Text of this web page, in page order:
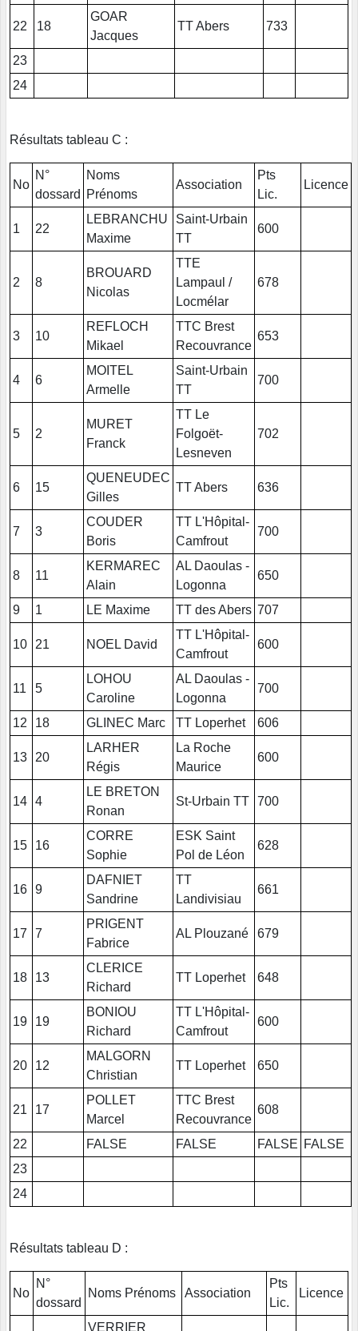
22 18
GOAR
Jacques
TT Abers 733
23
24
Résultats tableau C :
No
N°
dossard
Noms
Prénoms
Association
Pts
Lic.
Licence
1 22
LEBRANCHU
Maxime
Saint-Urbain
TT
600
2 8
BROUARD
Nicolas
TTE
Lampaul /
Locmélar
678
3 10
REFLOCH
Mikael
TTC Brest
Recouvrance
653
4 6
MOITEL
Armelle
Saint-Urbain
TT
700
5 2
MURET
Franck
TT Le
Folgoët-
Lesneven
702
6 15
QUENEUDEC
Gilles
TT Abers 636
7 3
COUDER
Boris
TT L'Hôpital-
Camfrout
700
8 11
KERMAREC
Alain
AL Daoulas -
Logonna
650
9 1 LE Maxime TT des Abers 707
10 21 NOEL David
TT L'Hôpital-
Camfrout
600
11 5
LOHOU
Caroline
AL Daoulas -
Logonna
700
12 18 GLINEC Marc TT Loperhet 606
13 20
LARHER
Régis
La Roche
Maurice
600
14 4
LE BRETON
Ronan
St-Urbain TT 700
15 16
CORRE
Sophie
ESK Saint
Pol de Léon
628
16 9
DAFNIET
Sandrine
TT
Landivisiau
661
17 7
PRIGENT
Fabrice
AL Plouzané 679
18 13
CLERICE
Richard
TT Loperhet 648
19 19
BONIOU
Richard
TT L'Hôpital-
Camfrout
600
20 12
MALGORN
Christian
TT Loperhet 650
21 17
POLLET
Marcel
TTC Brest
Recouvrance
608
22 FALSE FALSE FALSE FALSE
23
24
Résultats tableau D :
No
N°
dossard
Noms Prénoms Association
Pts
Lic.
Licence
VERRIER